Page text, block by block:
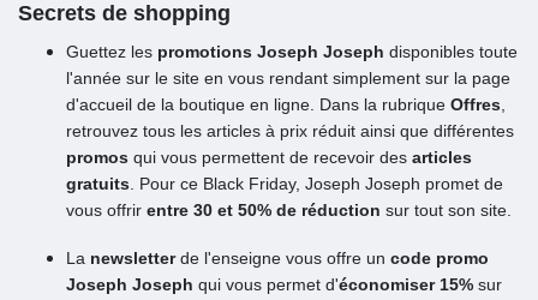
Secrets de shopping
Guettez les promotions Joseph Joseph disponibles toute
l'année sur le site en vous rendant simplement sur la page
d'accueil de la boutique en ligne. Dans la rubrique Offres
retrouvez tous les articles à prix réduit ainsi que différentes
promos qui vous permettent de recevoir des articles
gratuits . Pour ce Black Friday, Joseph Joseph promet de
vous offrir entre 30 et 50% de réduction sur tout son site.
La newsletterde l'enseigne vous offre un code promo
Joseph Joseph qui vous permet d'économiser 15% sur